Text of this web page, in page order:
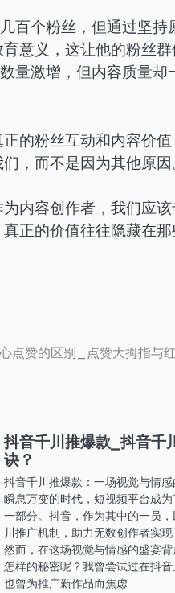
百个粉丝，但通过坚持
意义，这让他的粉丝
量激增，但内容质量却
的粉丝互动和内容价
，而不是因为其他原因
内容创作者，我们应
正的价值往往隐藏在
点赞的区别_点赞大拇指与
抖音千川推爆款_抖音千
诀？
抖音千川推爆款：一场视觉与情
瞬息万变的时代，短视频平台成
一部分。抖音，作为其中的一员
川推广机制，助力无数创作者实现
然而，在这场视觉与情感的盛宴
怎样的秘密呢？我曾尝试过在抖音
也曾为推广新作品而焦虑